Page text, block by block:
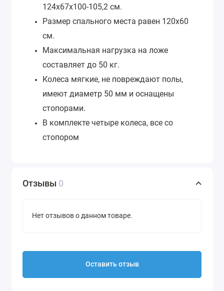
124х67х100-105,2 см.
Размер спального места равен 120х60
см.
Максимальная нагрузка на ложе
составляет до 50 кг.
Колеса мягкие, не повреждают полы,
имеют диаметр 50 мм и оснащены
стопорами.
В комплекте четыре колеса, все со
стопором
Отзывы 0
Нет отзывов о данном товаре.
Оставить отзыв